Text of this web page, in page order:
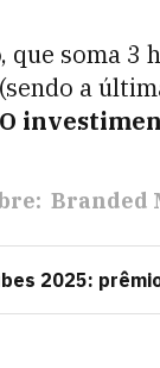
que soma
(sendo a
O
Branded
2025: